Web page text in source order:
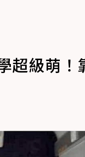
超級萌！